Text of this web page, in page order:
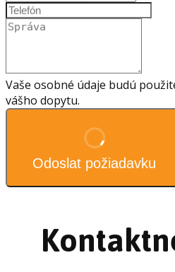
Vaše osobné údaje budú
vášho dopytu.
Odoslat požiadavku